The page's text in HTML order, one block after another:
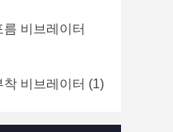
비브레이터
비브레이터 (1)